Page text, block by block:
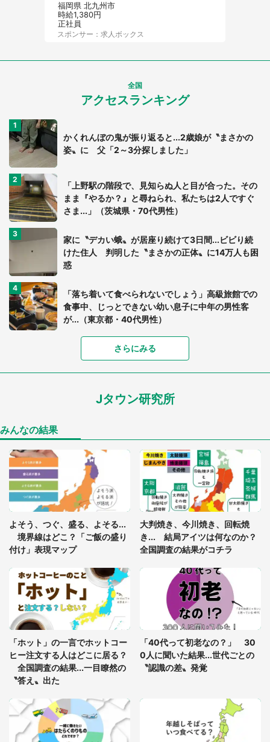
福岡県 北九州市
時給1,380円
正社員
スポンサー：求人ボックス
全国
アクセスランキング
かくれんぼの鬼が振り返ると...2歳娘が〝まさかの
姿〟に 父「2～3分探しました」
「上野駅の階段で、見知らぬ人と目が合った。その
まま『やるか？』と尋ねられ、私たちは2人ですぐ
さま...」（茨城県・70代男性）
家に〝デカい蛾〟が居座り続けて3日間...ビビり続
けた住人 判明した〝まさかの正体〟に14万人も困
惑
「落ち着いて食べられないでしょう」高級旅館での
食事中、じっとできない幼い息子に中年の男性客
が...（東京都・40代男性）
「富豪すぎ」1歳息子の〝店頭駄々こね〟の内容に1.
7万人驚がく 「お菓子売り場ならまだしも...」「ハ
ードル高い」
「閉所恐怖症の私は新幹線で大パニック。隣席の青
「ゾワゾワする」「本当に気持ち悪い」 道端でバ
グっちゃってた〝野生の野菜〟に6.5万人戦慄
座布団だろ」「食パンの耳」と1.4万人困惑
っ暗な道で遭難状態。なんとか見つけた民家に助け
を求めると、住人の男性が...」
「孫にあげると思って、あなたにこれをあげる」
真夏の山道で見知らぬお婆さんに握らされたもの
（山口県・30代女性）
さらにみる
Jタウン研究所
みんなの結果
よそう、つぐ、盛る、よそる...
境界線はどこ？「ご飯の盛り
付け」表現マップ
大判焼き、今川焼き、回転焼
き... 結局アイツは何なのか？
全国調査の結果がコチラ
「ホット」の一言でホットコー
ヒー注文する人はどこに居る？
全国調査の結果...一目瞭然の
〝答え〟出た
「40代って初老なの？」 30
0人に聞いた結果...世代ごとの
〝認識の差〟発覚